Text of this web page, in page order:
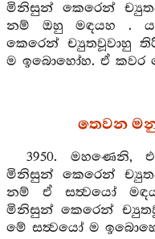
මිනිසුන් කෙරෙන්
නම් ඔහු මඳයහ .
කෙරෙන් ච්‍යුතවූවාහු
ම ඉබොහෝහ. ඒ කවර
තෙවන
3950. මහණෙනි,
මිනිසුන් කෙරෙන්
නම් ඒ සත්‍වයෝ
මිනිසුන් කෙරෙන්
මේ සත්‍වයෝ ම